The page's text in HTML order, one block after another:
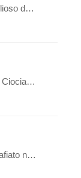
Immersa nel verde rigoglioso del Lazio, la Fonte Anticolana di Fiuggi rappresenta un connubio perfetto tra benessere termale, natura incontaminata e intrattenimento. Se la vicina Fonte Bonifacio VIII è storicamente consacrata alla cura del corpo e alla sacralità della tradizione, la Fonte Anticolana (conosciuta anche come “Fonte Nuova”) si presenta come il polmone verde e […]
Lo Spettro d’Acqua della Ciociaria che Appare e Scompare Nel cuore pulsante della Ciociaria, incastonato tra i profili sinuosi dei Monti Ernici, sorge il Lago di Canterno, uno specchio d’acqua che custodisce un’anima tanto affascinante quanto misteriosa. Non è un lago come gli altri: la sua fama di “lago fantasma” lo precede, un luogo dove […]
Un colpo d’occhio mozzafiato nel cuore dei Monti Ernici C’è un luogo, nel Lazio più silenzioso e autentico, dove la natura ha deciso di lasciare un segno indelebile. Non un monumento costruito dall’uomo, ma un monumento scavato dal tempo, dall’acqua e da un’antica leggenda: è il Pozzo d’Antullo, spettacolare dolina carsica situata nei pressi di […]